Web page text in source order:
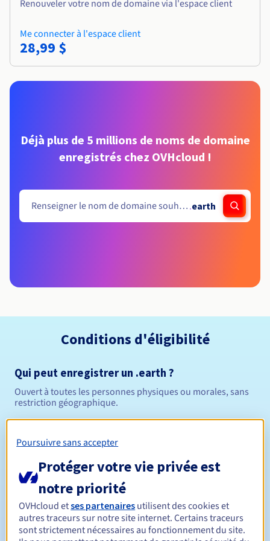
Renouveler votre nom de domaine via l'espace client
Me connecter à l'espace client
28,99 $
Déjà plus de 5 millions de noms de domaine
enregistrés chez OVHcloud !
.earth
Conditions d'éligibilité
Qui peut enregistrer un .earth ?
Ouvert à toutes les personnes physiques ou morales, sans
restriction géographique.
Durée de réservation Entre 1 et 10 ans
Durée de renouvellement Entre 1 et 10 ans
Poursuivre sans accepter
Protéger votre vie privée est
notre priorité
OVHcloud etses partenaires utilisent des cookies et
autres traceurs sur notre site internet. Certains traceurs
sont strictement nécessaires au fonctionnement du site.